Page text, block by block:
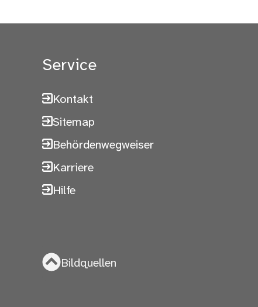
Service
Kontakt
Sitemap
Behördenwegweiser
Karriere
Hilfe
Bildquellen